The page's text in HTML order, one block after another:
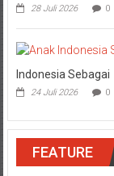
28 Juli 2026 0
Indonesia
24 Juli 2026 0
FEATURE